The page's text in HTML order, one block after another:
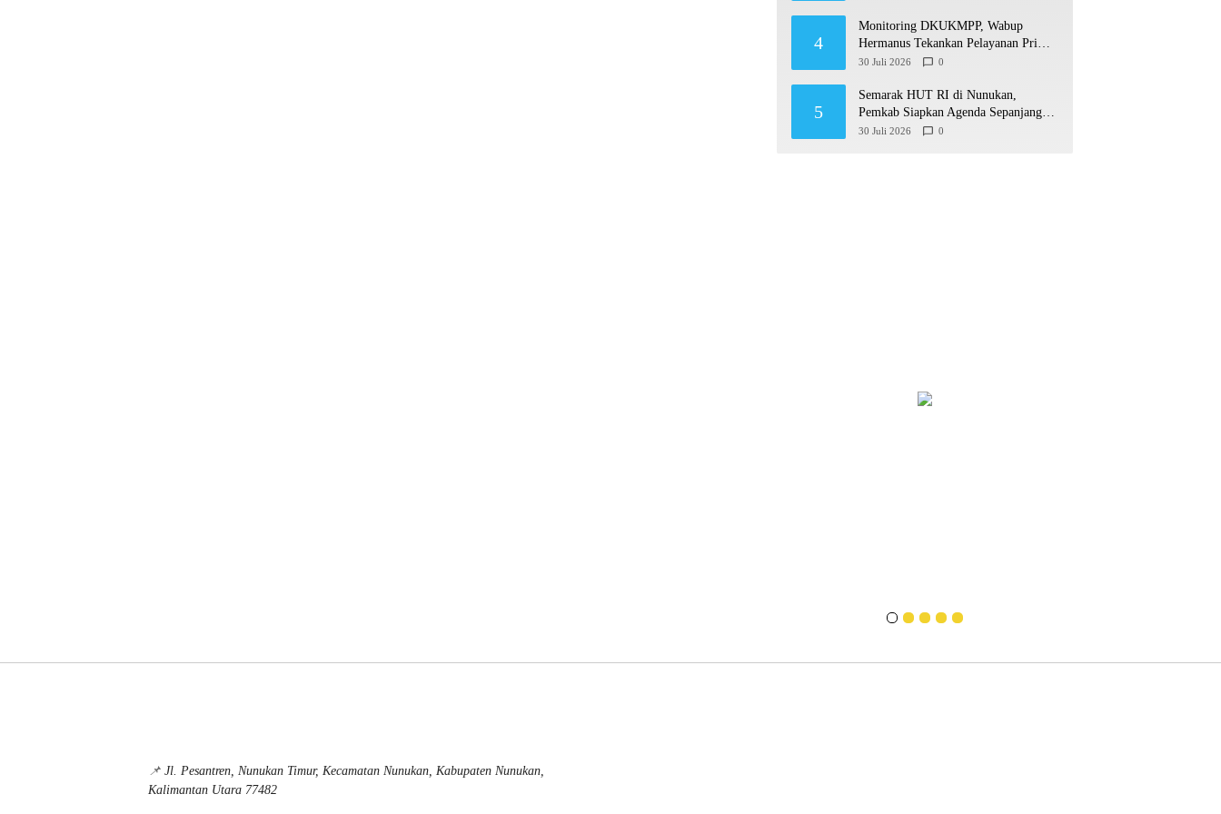
4
Monitoring DKUKMPP, Wabup
Hermanus Tekankan Pelayanan Prima
dan Program Berdampak
30 Juli 2026 0
5
Semarak HUT RI di Nunukan,
Pemkab Siapkan Agenda Sepanjang
Agustusan
30 Juli 2026 0
📌 Jl. Pesantren, Nunukan Timur, Kecamatan Nunukan, Kabupaten Nunukan,
Kalimantan Utara 77482